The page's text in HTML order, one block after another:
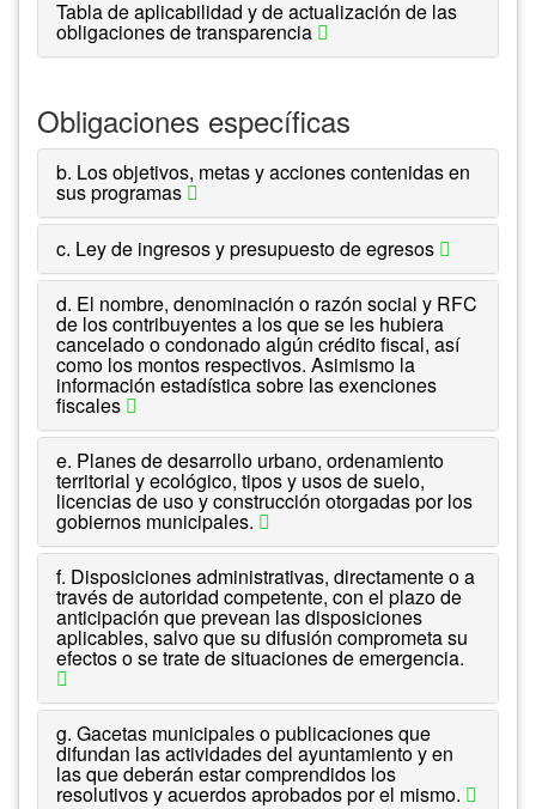
Tabla de aplicabilidad y de actualización de las
obligaciones de transparencia
Obligaciones específicas
b. Los objetivos, metas y acciones contenidas en
sus programas
c. Ley de ingresos y presupuesto de egresos
d. El nombre, denominación o razón social y RFC
de los contribuyentes a los que se les hubiera
cancelado o condonado algún crédito fiscal, así
como los montos respectivos. Asimismo la
información estadística sobre las exenciones
fiscales
e. Planes de desarrollo urbano, ordenamiento
territorial y ecológico, tipos y usos de suelo,
licencias de uso y construcción otorgadas por los
gobiernos municipales.
f. Disposiciones administrativas, directamente o a
través de autoridad competente, con el plazo de
anticipación que prevean las disposiciones
aplicables, salvo que su difusión comprometa su
efectos o se trate de situaciones de emergencia.
g. Gacetas municipales o publicaciones que
difundan las actividades del ayuntamiento y en
las que deberán estar comprendidos los
resolutivos y acuerdos aprobados por el mismo.